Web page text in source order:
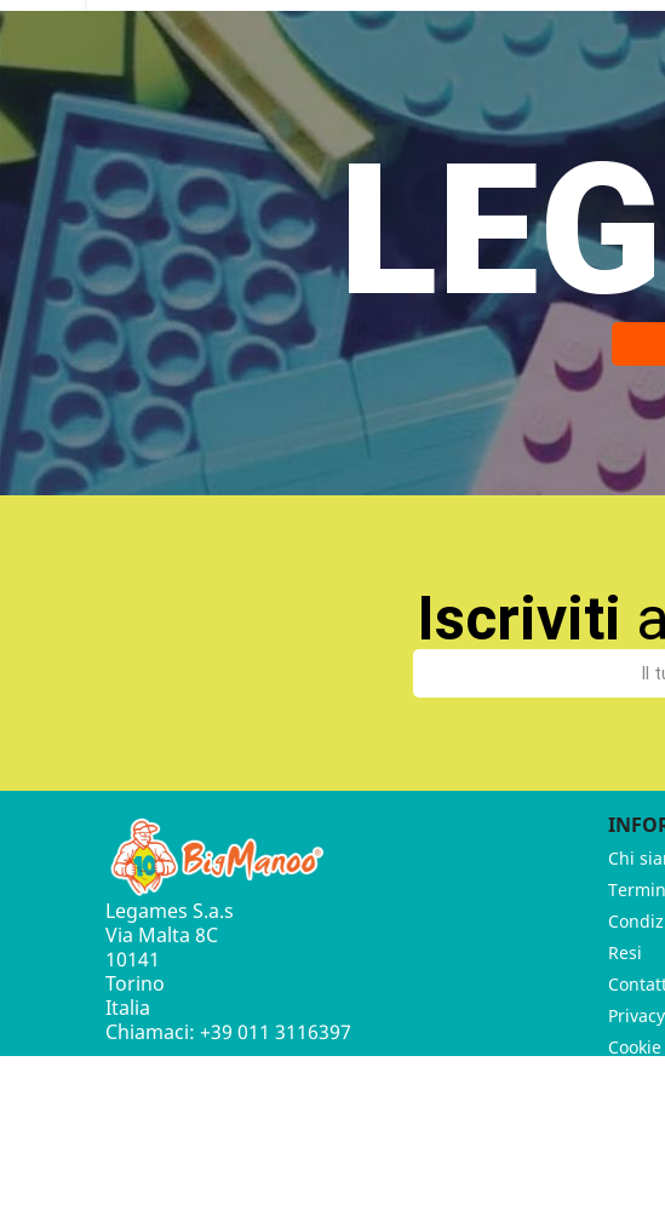
Iscriviti
Legames S.a.s
Via Malta 8C
10141
Torino
Italia
Chiamaci: +39 011 3116397
Chi
Resi